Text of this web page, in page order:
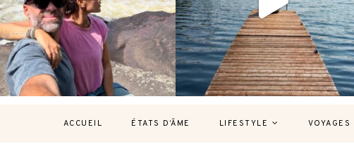
ACCUEIL ÉTATS D’ÂME LIFESTYLE VOYAGES